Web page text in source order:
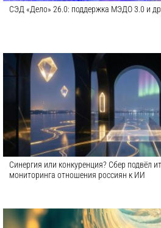
СЭД «Дело» 26.0: поддержка МЭДО 3.0 и
Синергия или конкуренция? Сбер подвёл
мониторинга отношения россиян к ИИ